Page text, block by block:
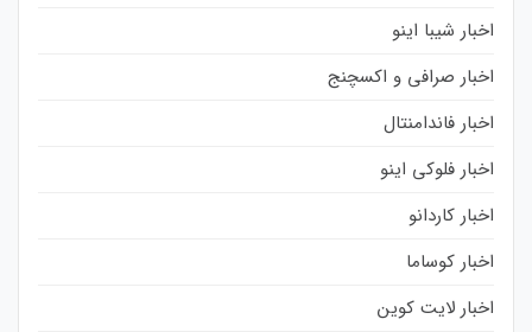
اخبار شیبا اینو
اخبار صرافی و اکسچنج
اخبار فاندامنتال
اخبار فلوکی اینو
اخبار کاردانو
اخبار کوساما
اخبار لایت کوین